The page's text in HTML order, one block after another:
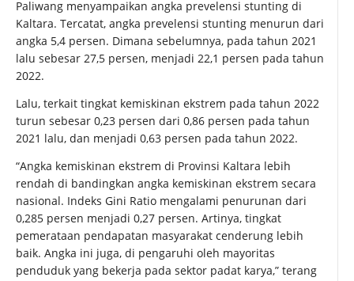
Paliwang menyampaikan angka prevelensi stunting di
Kaltara. Tercatat, angka prevelensi stunting menurun dari
angka 5,4 persen. Dimana sebelumnya, pada tahun 2021
lalu sebesar 27,5 persen, menjadi 22,1 persen pada tahun
2022.
Lalu, terkait tingkat kemiskinan ekstrem pada tahun 2022
turun sebesar 0,23 persen dari 0,86 persen pada tahun
2021 lalu, dan menjadi 0,63 persen pada tahun 2022.
“Angka kemiskinan ekstrem di Provinsi Kaltara lebih
rendah di bandingkan angka kemiskinan ekstrem secara
nasional. Indeks Gini Ratio mengalami penurunan dari
0,285 persen menjadi 0,27 persen. Artinya, tingkat
pemerataan pendapatan masyarakat cenderung lebih
baik. Angka ini juga, di pengaruhi oleh mayoritas
penduduk yang bekerja pada sektor padat karya,” terang